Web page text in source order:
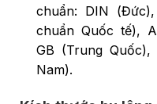
chuẩn: DIN
chuẩn Quốc tế),
GB (Trung Quốc),
Nam).